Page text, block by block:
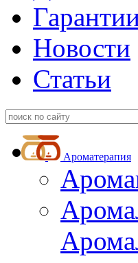
Новости
Статьи
Ароматерапия